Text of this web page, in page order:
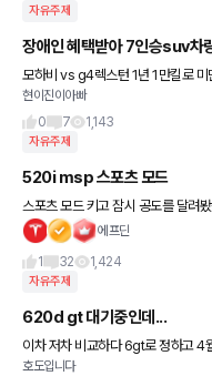
자유주제
장애인 혜택받아 7인승suv차
모하비 vs g4렉스턴 1년 1만킬로 미만
현이진이아빠
0
7 1,143
자유주제
520i msp 스포츠 모드
스포츠 모드 키고 잠시 공도를 달려
떨까 싶습니다. 당분간 재밌게 써먹을거 같네요. 잠시 보조 ECU jb4
에프딘
1
32 1,424
자유주제
620d gt 대기중인데...
이차 저차 비교하다 6gt로 정하고 4월 중순에 대기
지금타는차가 7월반납인데 딜러사
호도입니다